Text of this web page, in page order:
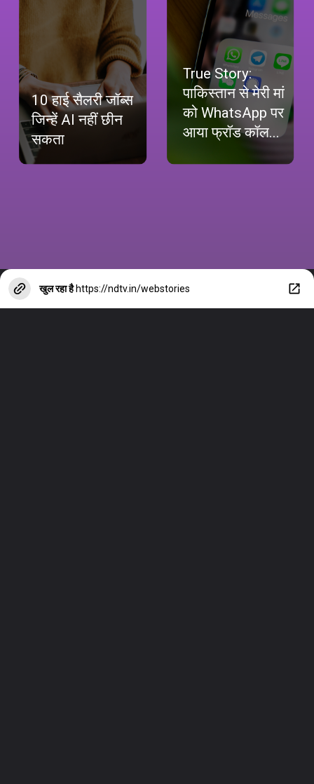
True Story:
पाकिस्तान से मेरी मां
को WhatsApp पर
आया फ्रॉड कॉल...
10 हाई सैलरी जॉब्स
जिन्हें AI नहीं छीन
सकता
खुल रहा है https://ndtv.in/webstories